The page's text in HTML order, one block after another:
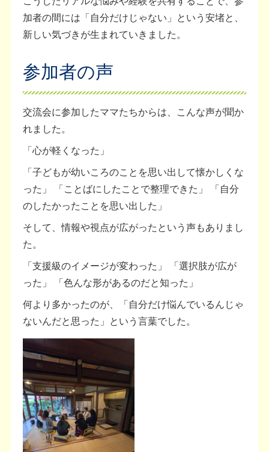
加者の間には「自分だけじゃない」という安堵と、
新しい気づきが生まれていきました。
参加者の声
交流会に参加したママたちからは、こんな声が聞か
れました。
「心が軽くなった」
「子どもが幼いころのことを思い出して懐かしくな
った」 「ことばにしたことで整理できた」 「自分
のしたかったことを思い出した」
そして、情報や視点が広がったという声もありまし
た。
「支援級のイメージが変わった」 「選択肢が広が
った」 「色んな形があるのだと知った」
何より多かったのが、「自分だけ悩んでいるんじゃ
ないんだと思った」という言葉でした。